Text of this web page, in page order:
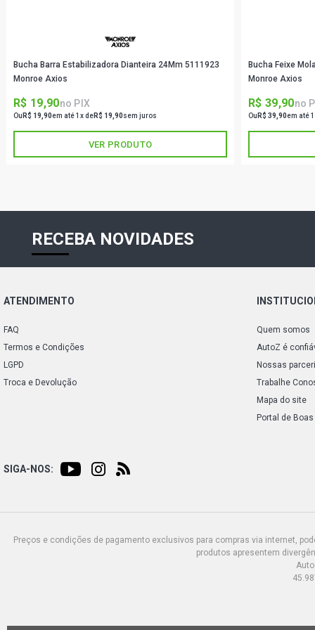
Bucha Barra Estabilizadora Dianteira 24Mm 5111923
Monroe Axios
R$ 19,90no PIX
Ou R$ 19,90em até 1x deR$ 19,90sem juros
VER PRODUTO
Bucha Feixe
Monroe Axios
R$ 39,90no
Ou R$ 39,90em até
RECEBA NOVIDADES
ATENDIMENTO
FAQ
Termos e Condições
LGPD
Troca e Devolução
Quem somos
AutoZ é
Nossas
Trabalhe
Mapa do site
Portal de
SIGA-NOS:
Preços e condições de pagamento exclusivos para compras via internet,
produtos apresentem